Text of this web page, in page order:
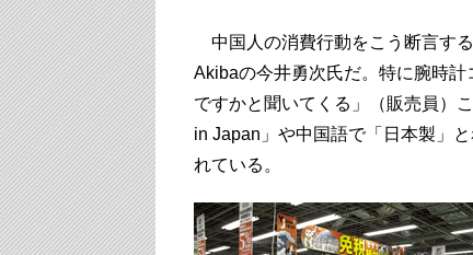
中国人の消費行動をこう断言す
Akibaの今井勇次氏だ。特に腕時
ですかと聞いてくる」（販売員）
in Japan」や中国語で「日本製」
れている。